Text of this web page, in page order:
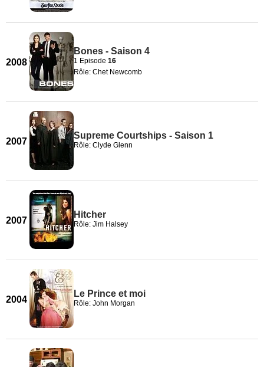
2008
Bones - Saison 4
1 Episode 16
Rôle: Chet Newcomb
2007
Supreme Courtships - Saison 1
Rôle: Clyde Glenn
2007
Hitcher
Rôle: Jim Halsey
2004
Le Prince et moi
Rôle: John Morgan